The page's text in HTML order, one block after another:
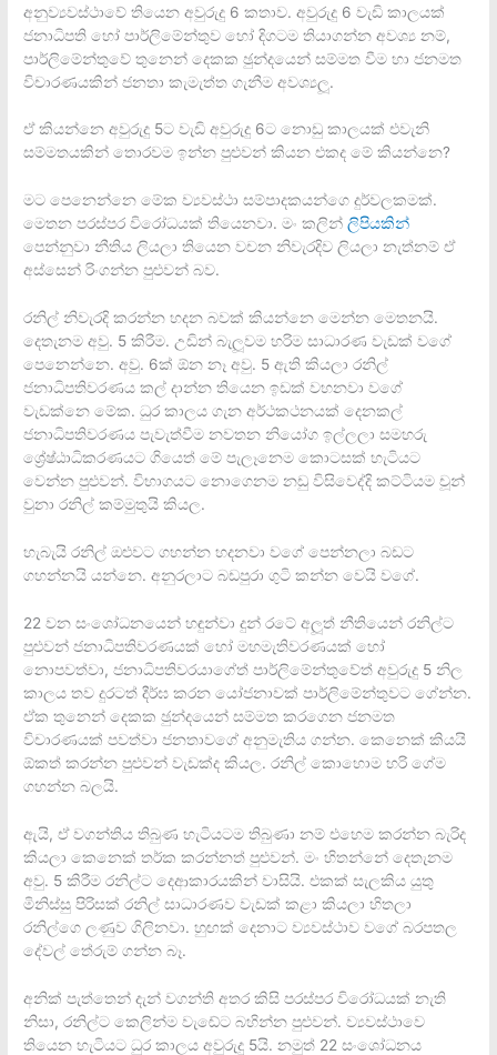
අනුව්‍යවස්ථාවේ තියෙන අවුරුදු 6 කතාව. අවුරුදු 6 වැඩි කාලයක්
ජනාධිපති හෝ පාර්ලිමේන්තුව හෝ දිගටම තියාගන්න අවශ්‍ය නම්,
පාර්ලිමේන්තුවේ තුනෙන් දෙකක ඡුන්දයෙන් සම්මත වීම හා ජනමත
විචාරණයකින් ජනතා කැමැත්ත ගැනීම අවශ්‍යලූ.
ඒ කියන්නෙ අවුරුදු 5ට වැඩි අවුරුදු 6ට නොඩු කාලයක් එවැනි
සම්මතයකින් තොරවම ඉන්න පුළුවන් කියන එකද මේ කියන්නෙ?
මට පෙනෙන්නෙ මේක ව්‍යවස්ථා සම්පාදකයන්ගෙ දුර්වලකමක්.
මෙතන පරස්පර විරෝධයක් තියෙනවා. මං කලින්ලිපියකින්
පෙන්නුවා නීතිය ලියලා තියෙන වචන නිවැරදිව ලියලා නැත්නම් ඒ
අස්සෙන් රිංගන්න පුළුවන් බව.
රනිල් නිවැරදි කරන්න හදන බවක් කියන්නෙ මෙන්න මෙතනයි.
දෙතැනම අවු. 5 කිරීම. උඩින් බැලූවම හරිම සාධාරණ වැඩක් වගේ
පෙනෙන්නෙ. අවු. 6ක් ඕන නෑ අවු. 5 ඇති කියලා රනිල්
ජනාධිපතිවරණය කල් දාන්න තියෙන ඉඩක් වහනවා වගේ
වැඩක්නෙ මේක. ධුර කාලය ගැන අර්ථකථනයක් දෙනකල්
ජනාධිපතිවරණය පැවැත්වීම නවතන නියෝග ඉල්ලලා සමහරු
ශ්‍රේෂ්ඨාධිකරණයට ගියෙත් මේ පැලෑනෙම කොටසක් හැටියට
වෙන්න පුළුවන්. විභාගයට නොගෙනම නඩු විසිවෙද්දි කට්ටියම චූන්
වුනා රනිල් කම්මුතුයි කියල.
හැබැයි රනිල් ඔළුවට ගහන්න හදනවා වගේ පෙන්නලා බඩට
ගහන්නයි යන්නෙ. අනුරලාට බඩපුරා ගුටි කන්න වෙයි වගේ.
22 වන සංශෝධනයෙන් හඳුන්වා දුන් රටේ අලූත් නීතියෙන් රනිල්ට
පුළුවන් ජනාධිපතිවරණයක් හෝ මහමැතිවරණයක් හෝ
නොපවත්වා, ජනාධිපතිවරයාගේත් පාර්ලිමේන්තුවේත් අවුරුදු 5 නිල
කාලය තව දුරටත් දීර්ඝ කරන යෝජනාවක් පාර්ලිමේන්තුවට ගේන්න.
ඒක තුනෙන් දෙකක ඡුන්දයෙන් සම්මත කරගෙන ජනමත
විචාරණයක් පවත්වා ජනතාවගේ අනුමැතිය ගන්න. කෙනෙක් කියයි
ඕකත් කරන්න පුළුවන් වැඩක්ද කියල. රනිල් කොහොම හරි ගේම
ගහන්න බලයි.
ඇයි, ඒ වගන්තිය තිබුණ හැටියටම තිබුණා නම් එහෙම කරන්න බැරිද
කියලා කෙනෙක් තර්ක කරන්නත් පුළුවන්. මං හිතන්නේ දෙතැනම
අවු. 5 කිරීම රනිල්ට දෙආකාරයකින් වාසියි. එකක් සැලකිය යුතු
මිනිස්සු පිරිසක් රනිල් සාධාරණව වැඩක් කළා කියලා හිතලා
රනිල්ගෙ ලණුව ගිලිනවා. හුඟක් දෙනාට ව්‍යවස්ථාව වගේ බරපතල
දේවල් තේරුම් ගන්න බෑ.
අනික් පැත්තෙන් දැන් වගන්ති අතර කිසි පරස්පර විරෝධයක් නැති
නිසා, රනිල්ට කෙලින්ම වැඬේට බහින්න පුළුවන්. ව්‍යවස්ථාවෙ
තියෙන හැටියට ධුර කාලය අවුරුදු 5යි. නමුත් 22 සංශෝධනය